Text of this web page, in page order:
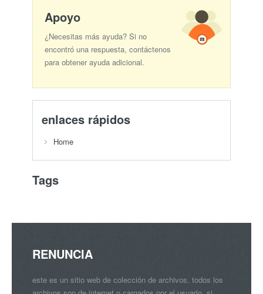
Apoyo
¿Necesitas más ayuda? Si no
encontró una respuesta, contáctenos
para obtener ayuda adicional.
enlaces rápidos
Home
Tags
RENUNCIA
este es un sitio web de colección de archivos. todos los